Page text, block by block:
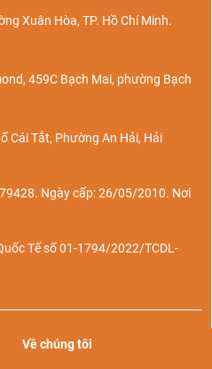
Xuân Hòa, TP. Hồ Chí Minh.
459C Bạch Mai, phường Bạch
Cái Tắt, Phường An Hải, Hải
Ngày cấp: 26/05/2010. Nơi
Tế số 01-1794/2022/TCDL-
Về chúng tôi